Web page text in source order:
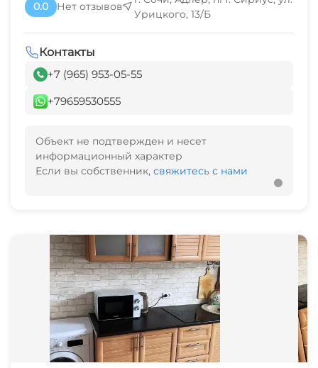
0.0 Нет отзывов
Урицкого, 13/Б
Контакты
+7 (965) 953-05-55
+79659530555
Объект не подтвержден и несет
информационный характер
Если вы собственник, свяжитесь с нами